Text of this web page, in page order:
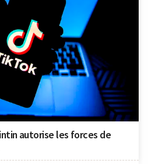
autorise les forces de